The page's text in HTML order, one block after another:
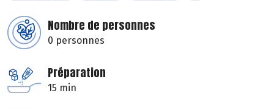
Nombre de personnes
0 personnes
Préparation
15 min